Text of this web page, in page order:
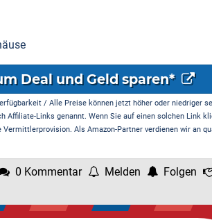
Deal und Geld sparen*
/ Alle Preise können jetzt höher oder niedriger
Affiliate-Links genannt. Wenn Sie auf einen solchen Link
Als Amazon-Partner verdienen wir an
0 Kommentar Melden Folgen